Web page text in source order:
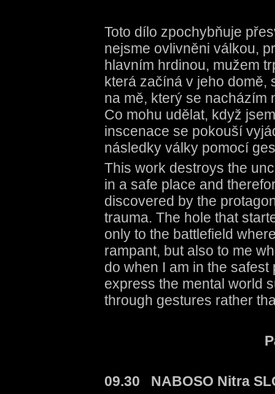
Toto dílo zpochybňuje
nejsme ovlivněni válkou,
hlavním hrdinou, mužem
která začíná v jeho domě,
na mě, který se nacházím
Co mohu udělat, když
inscenace se pokouší
následky války pomocí
This work destroys the
in a safe place and
discovered by the
trauma. The hole that
only to the battlefield
rampant, but also to me
do when I am in the
express the mental world
through gestures rather
09.30 NABOSO Nitra